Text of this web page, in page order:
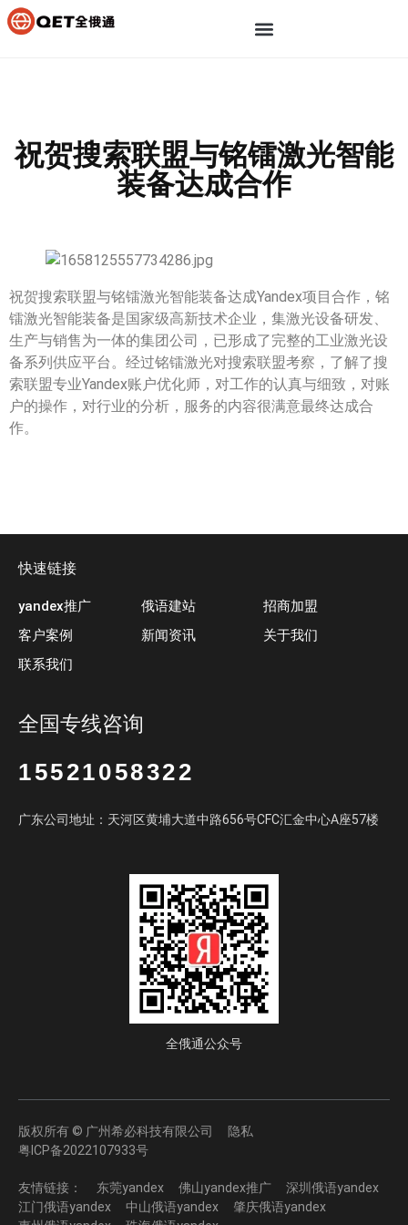
祝贺搜索联盟与铭镭激光智能
装备达成合作
祝贺搜索联盟与铭镭激光智能装备达成Yandex项目合作，铭
镭激光智能装备是国家级高新技术企业，集激光设备研发、
生产与销售为一体的集团公司，已形成了完整的工业激光设
备系列供应平台。经过铭镭激光对搜索联盟考察，了解了搜
索联盟专业Yandex账户优化师，对工作的认真与细致，对账
户的操作，对行业的分析，服务的内容很满意最终达成合
作。
快速链接
yandex推广
客户案例
联系我们
俄语建站
新闻资讯
招商加盟
关于我们
全国专线咨询
15521058322
广东公司地址：天河区黄埔大道中路656号CFC汇金中心A座57楼
全俄通公众号
版权所有 © 广州希必科技有限公司
隐私
粤ICP备2022107933号
友情链接： 东莞yandex 佛山yandex推广
深圳俄语yandex
江门俄语yandex
中山俄语yandex
肇庆俄语yandex